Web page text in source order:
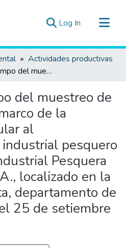
Log In (current)
Actividades productivas
Informe de campo del muestreo de efluentes en el marco de la supervisión regular al establecimiento industrial pesquero de la empresa Industrial Pesquera Santa Mónica S.A., localizado en la provincia de Paita, departamento de Piura, realizado el 25 de setiembre de 2013
del muestreo de
de la
al
pesquero
Pesquera
localizado en la
departamento de
25 de setiembre